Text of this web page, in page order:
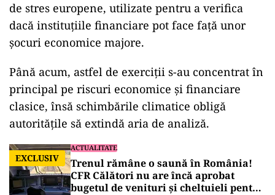
de stres europene, utilizate pentru a verifica
dacă instituțiile financiare pot face față unor
șocuri economice majore.
Până acum, astfel de exerciții s-au concentrat în
principal pe riscuri economice și financiare
clasice, însă schimbările climatice obligă
autoritățile să extindă aria de analiză.
EXCLUSIV
ACTUALITATE
Trenul rămâne o saună în România!
CFR Călători nu are încă aprobat
bugetul de venituri și cheltuieli pentru